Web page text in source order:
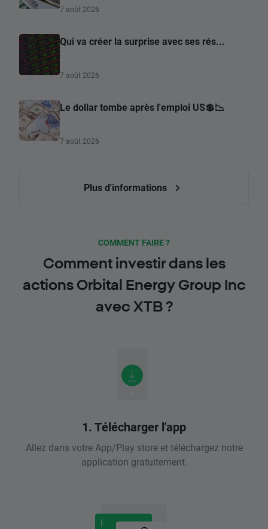
7 août 2026
Qui va créer la surprise avec ses rés...
7 août 2026
Le dollar tombe après l'emploi US💲📉
7 août 2026
Plus d'informations
COMMENT FAIRE ?
Comment investir dans les
actions Orbital Energy Group Inc
avec XTB ?
1. Télécharger l'app
Allez dans votre App/Play store et téléchargez notre
application gratuitement.